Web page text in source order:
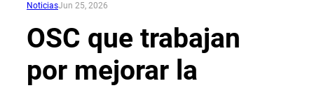
NoticiasJun 25, 2026
OSC que trabajan
por mejorar la